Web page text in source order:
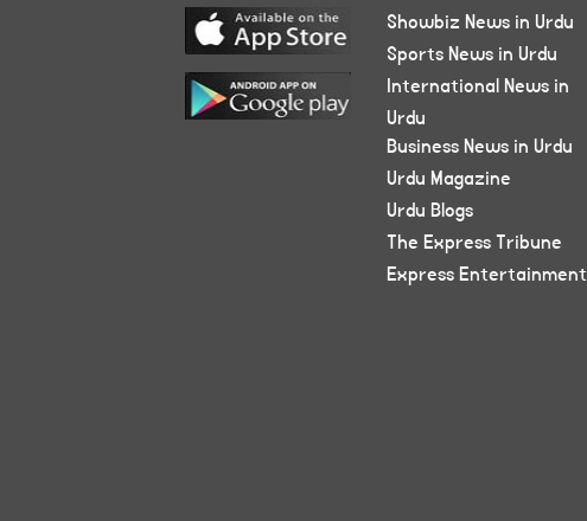
Showbiz News in Urdu
Sports News in Urdu
International News in
Urdu
Business News in Urdu
Urdu Magazine
Urdu Blogs
The Express Tribune
Express Entertainment